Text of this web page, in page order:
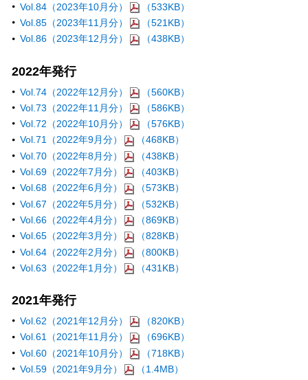
Vol.84（2023年10月分）
（533KB）
Vol.85（2023年11月分）
（521KB）
Vol.86（2023年12月分）
（438KB）
2022年発行
Vol.74（2022年12月分）
（560KB）
Vol.73（2022年11月分）
（586KB）
Vol.72（2022年10月分）
（576KB）
Vol.71（2022年9月分）
（468KB）
Vol.70（2022年8月分）
（438KB）
Vol.69（2022年7月分）
（403KB）
Vol.68（2022年6月分）
（573KB）
Vol.67（2022年5月分）
（532KB）
Vol.66（2022年4月分）
（869KB）
Vol.65（2022年3月分）
（828KB）
Vol.64（2022年2月分）
（800KB）
Vol.63（2022年1月分）
（431KB）
2021年発行
Vol.62（2021年12月分）
（820KB）
Vol.61（2021年11月分）
（696KB）
Vol.60（2021年10月分）
（718KB）
Vol.59（2021年9月分）
（1.4MB）